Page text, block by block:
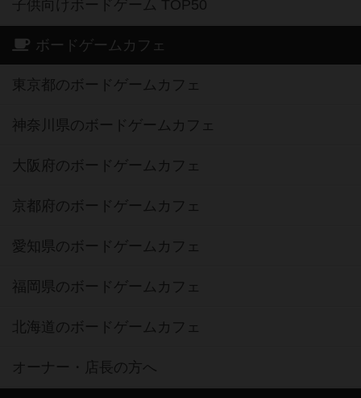
子供向けボードゲーム TOP50
ボードゲームカフェ
東京都のボードゲームカフェ
神奈川県のボードゲームカフェ
大阪府のボードゲームカフェ
京都府のボードゲームカフェ
愛知県のボードゲームカフェ
福岡県のボードゲームカフェ
北海道のボードゲームカフェ
オーナー・店長の方へ